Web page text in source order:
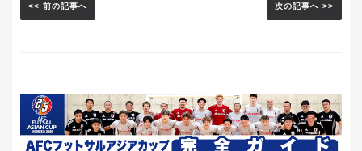
<< 前の記事へ 次の記事へ >>